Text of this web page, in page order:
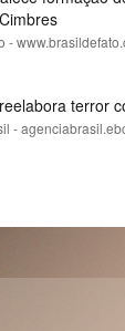
-
terror
-